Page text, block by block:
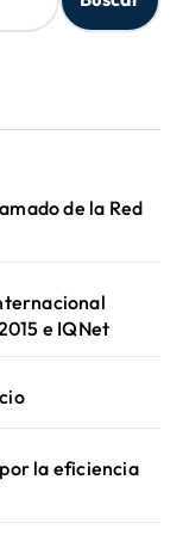
de la Red
e IQNet
la eficiencia